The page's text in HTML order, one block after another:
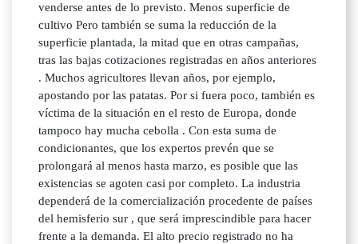
venderse antes de lo previsto. Menos superficie de
cultivo Pero también se suma la reducción de la
superficie plantada, la mitad que en otras campañas,
tras las bajas cotizaciones registradas en años anteriores
. Muchos agricultores llevan años, por ejemplo,
apostando por las patatas. Por si fuera poco, también es
víctima de la situación en el resto de Europa, donde
tampoco hay mucha cebolla . Con esta suma de
condicionantes, que los expertos prevén que se
prolongará al menos hasta marzo, es posible que las
existencias se agoten casi por completo. La industria
dependerá de la comercialización procedente de países
del hemisferio sur , que será imprescindible para hacer
frente a la demanda. El alto precio registrado no ha